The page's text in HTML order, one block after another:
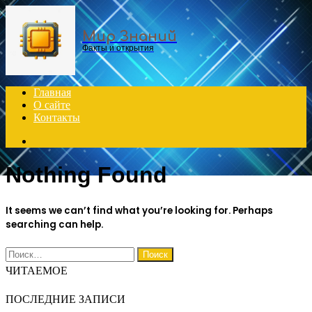
Menu
Мир Знаний
Факты и открытия
Главная
О сайте
Контакты
for
Nothing Found
It seems we can’t find what you’re looking for. Perhaps
searching can help.
Найти:
ЧИТАЕМОЕ
ПОСЛЕДНИЕ ЗАПИСИ